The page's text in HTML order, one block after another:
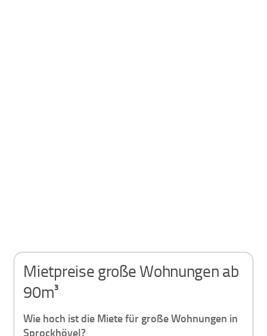
Mietpreise große Wohnungen ab
90m³
Wie hoch ist die Miete für große Wohnungen in
Sprockhövel?